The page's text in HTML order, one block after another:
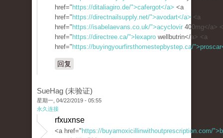
href=" https://ditaliagiro.de/">cafergot</a> <a
href=" https://directnailsupply.net/">avodart</a> <a
href=" https://isabelaevans.co.uk/">acyclovir 400mg</a>
href=" https://directree.ca/">lexapro wellbutrin</a> <a
href=" https://buyingyourfirsthomestepbystep.ca/
回复
SueHag (未验证)
星期一, 04/22/2019 - 05:55
永久连接
rfxuxnse
<a href=" https://buyamoxicillinwithoutprescription.com/